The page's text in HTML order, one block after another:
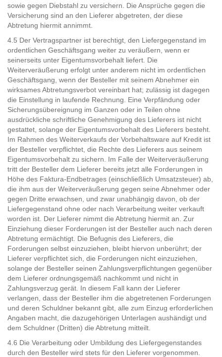
sowie gegen Diebstahl zu versichern. Die Ansprüche gegen die
Versicherung sind an den Lieferer abgetreten, der diese
Abtretung hiermit annimmt.
4.5 Der Vertragspartner ist berechtigt, den Liefergegenstand im
ordentlichen Geschäftsgang weiter zu veräußern, wenn er
seinerseits unter Eigentumsvorbehalt liefert. Die
Weiterveräußerung erfolgt unter anderem nicht im ordentlichen
Geschäftsgang, wenn der Besteller mit seinem Abnehmer ein
wirksames Abtretungsverbot vereinbart hat; zulässig ist dagegen
die Einstellung in laufende Rechnung. Eine Verpfändung oder
Sicherungsübereignung im Ganzen oder in Teilen ohne
ausdrückliche schriftliche Genehmigung des Lieferers ist nicht
gestattet, solange der Eigentumsvorbehalt des Lieferers besteht.
Im Rahmen des Weiterverkaufs der Vorbehaltsware auf Kredit ist
der Besteller verpflichtet, die Rechte des Lieferers aus seinem
Eigentumsvorbehalt zu sichern. Im Falle der Weiterveräußerung
tritt der Besteller dem Lieferer bereits jetzt alle Forderungen in
Höhe des Faktura-Endbetrages (einschließlich Umsatzsteuer) ab,
die ihm aus der Weiterveräußerung gegen seine Abnehmer oder
gegen Dritte erwachsen, und zwar unabhängig davon, ob der
Liefergegenstand ohne oder nach Verarbeitung weiter verkauft
worden ist. Der Lieferer nimmt die Abtretung hiermit an. Zur
Einziehung dieser Forderungen ist der Besteller auch nach deren
Abtretung ermächtigt. Die Befugnis des Lieferers, die
Forderungen selbst einzuziehen, bleibt hiervon unberührt; der
Lieferer verpflichtet sich, die Forderungen nicht einzuziehen,
solange der Besteller seinen Zahlungsverpflichtungen gegenüber
dem Lieferer ordnungsgemäß nachkommt und nicht in
Zahlungsverzug gerät. In diesem Fall kann der Lieferer
verlangen, dass der Besteller ihm die abgetretenen Forderungen
und deren Schuldner bekannt gibt, alle zum Einzug erforderlichen
Angaben macht, die dazugehörigen Unterlagen aushändigt und
dem Schuldner (Dritten) die Abtretung mitteilt.
4.6 Die Verarbeitung oder Umbildung des Liefergegenstandes
durch den Besteller wird stets für den Lieferer vorgenommen.